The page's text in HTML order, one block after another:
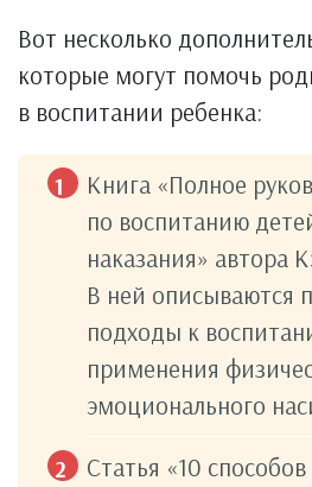
Вот несколько
которые могут помочь
в воспитании ребенка:
Книга «Полное
по воспитанию
наказания» автора
В ней описываются
подходы к
применения
эмоционального
Статья «10